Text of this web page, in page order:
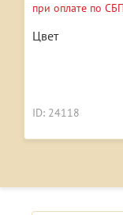
при оплате по СБП
Цвет
ID: 24118